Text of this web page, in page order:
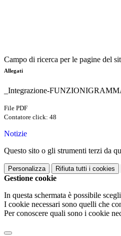
Campo di ricerca per le pagine del
Allegati
_Integrazione-
File PDF
Contatore click: 48
Notizie
Questo sito o gli strumenti terzi da
Personalizza Rifiuta tutti i cookies
Gestione cookie
In questa schermata è possibile
I cookie necessari sono quelli che
Per conoscere quali sono i cookie